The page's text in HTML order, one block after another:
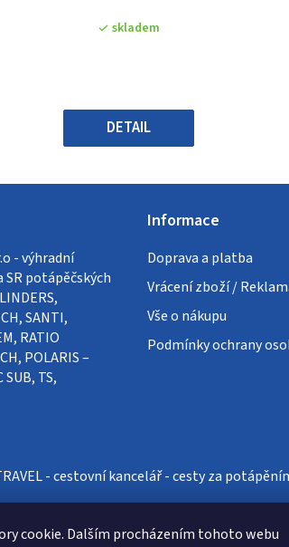
cookie. Dalším procházením tohoto webu
produktu
5
hvězdiček.
skladem
DETAIL
- výhradní
potápěčských
SANTI,
RATIO
POLARIS –
SUB, TS,
Informace
Doprava a platba
Vrácení zboží /
Vše o nákupu
Podmínky ochrany
- cestovní kancelář - cesty za